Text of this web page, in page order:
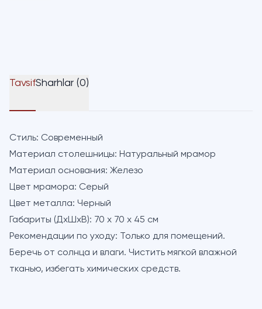
TavsifSharhlar (0)
Стиль: Современный
Материал столешницы: Натуральный мрамор
Материал основания: Железо
Цвет мрамора: Серый
Цвет металла: Черный
Габариты (ДхШхВ): 70 х 70 х 45 см
Рекомендации по уходу: Только для помещений.
Беречь от солнца и влаги. Чистить мягкой влажной
тканью, избегать химических средств.